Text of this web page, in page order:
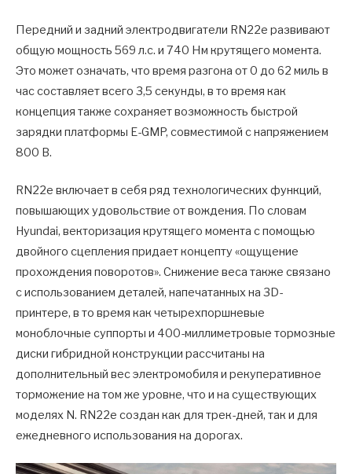
Передний и задний электродвигатели RN22e развивают
общую мощность 569 л.с. и 740 Нм крутящего момента.
Это может означать, что время разгона от 0 до 62 миль в
час составляет всего 3,5 секунды, в то время как
концепция также сохраняет возможность быстрой
зарядки платформы E-GMP, совместимой с напряжением
800 В.
RN22e включает в себя ряд технологических функций,
повышающих удовольствие от вождения. По словам
Hyundai, векторизация крутящего момента с помощью
двойного сцепления придает концепту «ощущение
прохождения поворотов». Снижение веса также связано
с использованием деталей, напечатанных на 3D-
принтере, в то время как четырехпоршневые
моноблочные суппорты и 400-миллиметровые тормозные
диски гибридной конструкции рассчитаны на
дополнительный вес электромобиля и рекуперативное
торможение на том же уровне, что и на существующих
моделях N. RN22e создан как для трек-дней, так и для
ежедневного использования на дорогах.